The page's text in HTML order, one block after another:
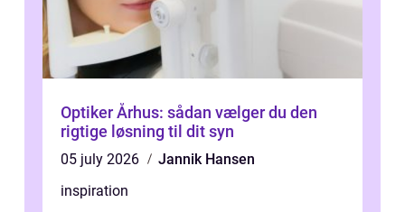
Optiker Århus: sådan vælger du den
rigtige løsning til dit syn
05 july 2026
Jannik Hansen
inspiration